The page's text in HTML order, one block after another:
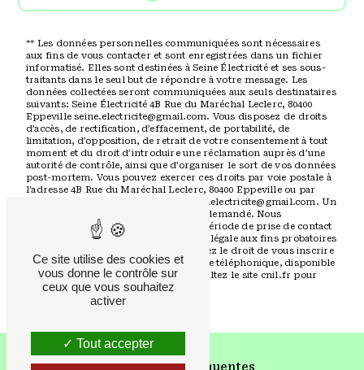
** Les données personnelles communiquées sont nécessaires
aux fins de vous contacter et sont enregistrées dans un fichier
informatisé. Elles sont destinées à Seine Électricité et ses sous-
traitants dans le seul but de répondre à votre message. Les
données collectées seront communiquées aux seuls destinataires
suivants: Seine Électricité 4B Rue du Maréchal Leclerc, 80400
Eppeville seine.electricite@gmail.com. Vous disposez de droits
d’accès, de rectification, d’effacement, de portabilité, de
limitation, d’opposition, de retrait de votre consentement à tout
moment et du droit d’introduire une réclamation auprès d’une
autorité de contrôle, ainsi que d’organiser le sort de vos données
post-mortem. Vous pouvez exercer ces droits par voie postale à
l'adresse 4B Rue du Maréchal Leclerc, 80400 Eppeville ou par
courrier électronique à l'adresse seine.electricite@gmail.com. Un
justificatif d'identité pourra vous être demandé. Nous
conservons vos données pendant la période de prise de contact
puis pendant la durée de prescription légale aux fins probatoires
et de gestion des contentieux. Vous avez le droit de vous inscrire
sur la liste d'opposition au démarchage téléphonique, disponible
à cette adresse:
Bloctel.gouv.fr. Consultez le site cnil.fr pour
plus d’informations sur vos droits.
Ce site utilise des cookies et
vous donne le contrôle sur
ceux que vous souhaitez
activer
Tout accepter